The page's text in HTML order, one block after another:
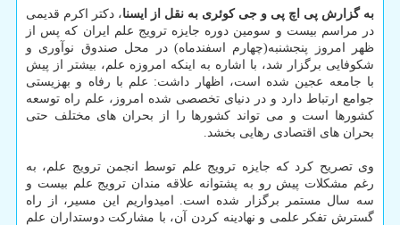
به گزارش پی اچ پی و جی کوئری به نقل از ایسنا، دکتر اکرم قدیمی
در مراسم بیست و سومین دوره جایزه ترویج علم ایران که پس از
ظهر امروز پنجشنبه(چهارم اسفندماه) در محل صندوق نوآوری و
شکوفایی برگزار شد، با اشاره به اینکه امروزه علم، بیشتر از پیش
با جامعه عجین شده است، اظهار داشت: علم با رفاه و بهزیستی
جوامع ارتباط دارد و در دنیای تخصصی شده امروز، علم راه توسعه
کشورها است و می تواند کشورها را از بحران های مختلف حتی
بحران های اقتصادی رهایی بخشد.
وی تصریح کرد که جایزه ترویج علم توسط انجمن ترویج علم، به
رغم مشکلات پیش رو به پشتوانه علاقه مندان ترویج علم بیست و
سه سال مستمر برگزار شده است. امیدواریم این مسیر، از راه
گسترش تفکر علمی و نهادینه کردن آن، با مشارکت دوستداران علم